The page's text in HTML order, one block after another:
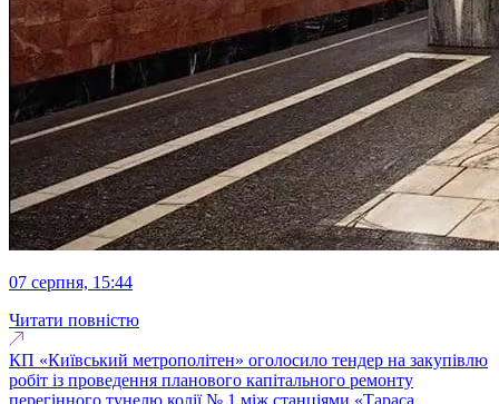
07 серпня, 15:44
Читати повністю
КП «Київський метрополітен» оголосило тендер на закупівлю
робіт із проведення планового капітального ремонту
перегінного тунелю колії № 1 між станціями «Тараса